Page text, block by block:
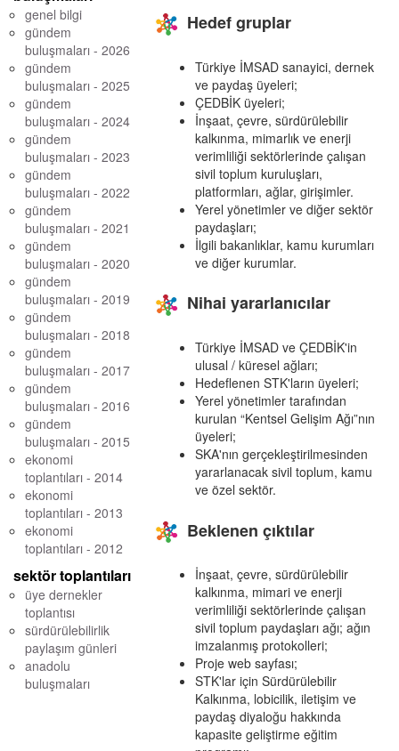
genel bilgi
gündem
buluşmaları - 2026
gündem
buluşmaları - 2025
gündem
buluşmaları - 2024
gündem
buluşmaları - 2023
gündem
buluşmaları - 2022
gündem
buluşmaları - 2021
gündem
buluşmaları - 2020
gündem
buluşmaları - 2019
gündem
buluşmaları - 2018
gündem
buluşmaları - 2017
gündem
buluşmaları - 2016
gündem
buluşmaları - 2015
ekonomi
toplantıları - 2014
ekonomi
toplantıları - 2013
ekonomi
toplantıları - 2012
sektör toplantıları
üye dernekler
toplantısı
sürdürülebilirlik
paylaşım günleri
anadolu
buluşmaları
Hedef gruplar
Türkiye İMSAD sanayici, dernek
ve paydaş üyeleri;
ÇEDBİK üyeleri;
İnşaat, çevre, sürdürülebilir
kalkınma, mimarlık ve enerji
verimliliği sektörlerinde çalışan
sivil toplum kuruluşları,
platformları, ağlar, girişimler.
Yerel yönetimler ve diğer sektör
paydaşları;
İlgili bakanlıklar, kamu kurumları
ve diğer kurumlar.
Nihai yararlanıcılar
Türkiye İMSAD ve ÇEDBİK'in
ulusal / küresel ağları;
Hedeflenen STK'ların üyeleri;
Yerel yönetimler tarafından
kurulan “Kentsel Gelişim Ağı”nın
üyeleri;
SKA'nın gerçekleştirilmesinden
yararlanacak sivil toplum, kamu
ve özel sektör.
Beklenen çıktılar
İnşaat, çevre, sürdürülebilir
kalkınma, mimari ve enerji
verimliliği sektörlerinde çalışan
sivil toplum paydaşları ağı; ağın
imzalanmış protokolleri;
Proje web sayfası;
STK'lar için Sürdürülebilir
Kalkınma, lobicilik, iletişim ve
paydaş diyaloğu hakkında
kapasite geliştirme eğitim